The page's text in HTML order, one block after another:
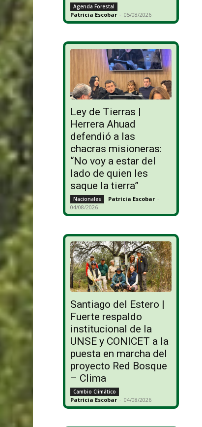
Agenda Forestal
Patricia Escobar - 05/08/2026
Ley de Tierras |
Herrera Ahuad
defendió a las
chacras misioneras:
“No voy a estar del
lado de quien les
saque la tierra”
Nacionales Patricia Escobar -
04/08/2026
Santiago del Estero |
Fuerte respaldo
institucional de la
UNSE y CONICET a la
puesta en marcha del
proyecto Red Bosque
– Clima
Cambio Climático
Patricia Escobar - 04/08/2026